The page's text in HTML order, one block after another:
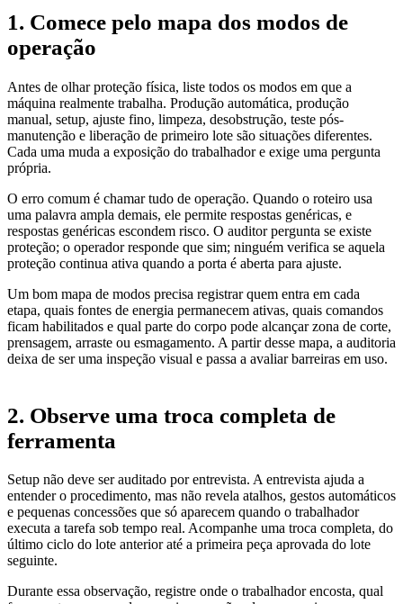
1. Comece pelo mapa dos modos de
operação
Antes de olhar proteção física, liste todos os modos em que a
máquina realmente trabalha. Produção automática, produção
manual, setup, ajuste fino, limpeza, desobstrução, teste pós-
manutenção e liberação de primeiro lote são situações diferentes.
Cada uma muda a exposição do trabalhador e exige uma pergunta
própria.
O erro comum é chamar tudo de operação. Quando o roteiro usa
uma palavra ampla demais, ele permite respostas genéricas, e
respostas genéricas escondem risco. O auditor pergunta se existe
proteção; o operador responde que sim; ninguém verifica se aquela
proteção continua ativa quando a porta é aberta para ajuste.
Um bom mapa de modos precisa registrar quem entra em cada
etapa, quais fontes de energia permanecem ativas, quais comandos
ficam habilitados e qual parte do corpo pode alcançar zona de corte,
prensagem, arraste ou esmagamento. A partir desse mapa, a auditoria
deixa de ser uma inspeção visual e passa a avaliar barreiras em uso.
2. Observe uma troca completa de
ferramenta
Setup não deve ser auditado por entrevista. A entrevista ajuda a
entender o procedimento, mas não revela atalhos, gestos automáticos
e pequenas concessões que só aparecem quando o trabalhador
executa a tarefa sob tempo real. Acompanhe uma troca completa, do
último ciclo do lote anterior até a primeira peça aprovada do lote
seguinte.
Durante essa observação, registre onde o trabalhador encosta, qual